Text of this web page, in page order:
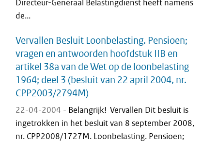
Directeur-Generaal Belastingdienst heeft namens
de...
Vervallen Besluit Loonbelasting. Pensioen;
vragen en antwoorden hoofdstuk IIB en
artikel 38a van de Wet op de loonbelasting
1964; deel 3 (besluit van 22 april 2004, nr.
CPP2003/2794M)
22-04-2004 - Belangrijk! Vervallen Dit besluit is
ingetrokken in het besluit van 8 september 2008,
nr. CPP2008/1727M. Loonbelasting. Pensioen;